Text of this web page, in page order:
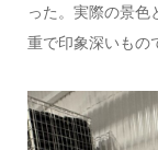
った。実際の景色
重で印象深いもの